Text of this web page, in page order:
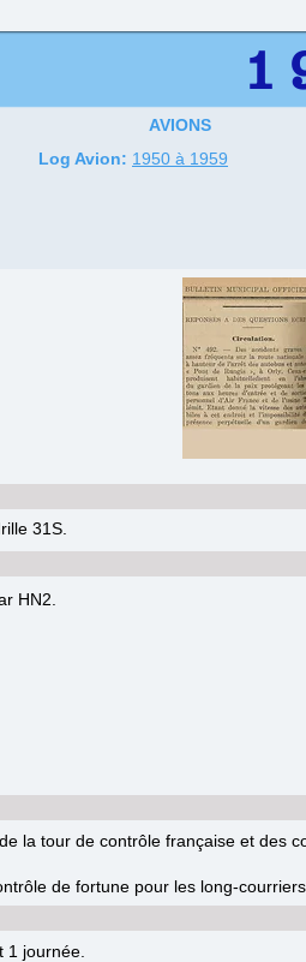
1
AVIONS
Log Avion: 1950 à 1959
31S.
HN2.
la tour de contrôle française et des
de fortune pour les long-
1 journée.